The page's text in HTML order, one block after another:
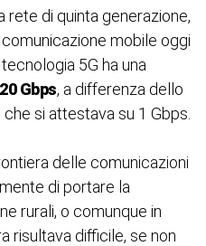
rete di quinta generazione,
mobile oggi
5G ha una
20 Gbps, a differenza dello
si attestava su 1 Gbps.
delle comunicazioni
di portare la
rurali, o comunque in
risultava difficile, se non